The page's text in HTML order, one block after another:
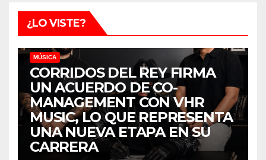
¿LO VISTE?
MÚSICA
CORRIDOS DEL REY FIRMA
UN ACUERDO DE CO-
MANAGEMENT CON VHR
MUSIC, LO QUE REPRESENTA
UNA NUEVA ETAPA EN SU
CARRERA